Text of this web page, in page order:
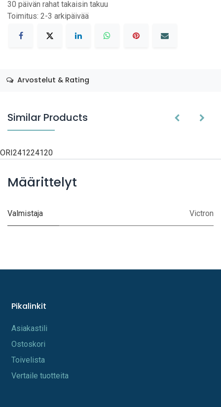
30 päivän rahat takaisin takuu
Toimitus: 2-3 arkipäivää
Arvostelut & Rating
Similar Products
ORI241224120
Määrittelyt
Valmistaja Victron
Pikalinkit
A​s​iakastili
Os​toskori
Toi​velista
Vertaile tuotteita